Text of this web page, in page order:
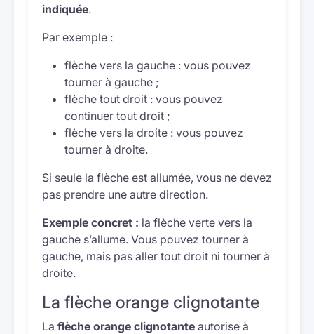
indiquée.
Par exemple :
flèche vers la gauche : vous pouvez
tourner à gauche ;
flèche tout droit : vous pouvez
continuer tout droit ;
flèche vers la droite : vous pouvez
tourner à droite.
Si seule la flèche est allumée, vous ne devez
pas prendre une autre direction.
Exemple concret : la flèche verte vers la
gauche s’allume. Vous pouvez tourner à
gauche, mais pas aller tout droit ni tourner à
droite.
La flèche orange clignotante
La flèche orange clignotante autorise à